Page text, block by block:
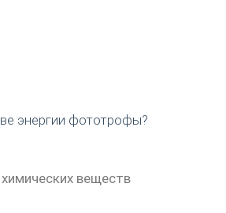
энергии фототрофы?
веществ